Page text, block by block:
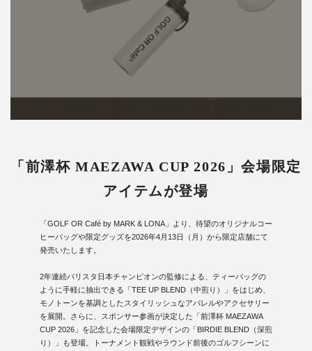
「前澤杯 MAEZAWA CUP 2026」会場限定
アイテムが登場
「GOLF OR Café by MARK & LONA」より、待望のオリジナルコー
ヒーバッグや限定グッズを2026年4月13日（月）から限定店舗にて
発売いたします。
2年連続バリスタ日本チャンピオンの監修による、ティーバッグの
ように手軽に抽出できる「TEE UP BLEND（中煎り）」をはじめ、
モノトーンを基調としたスタイリッシュなアパレルやアクセサリー
を展開。さらに、スポンサー参画が決定した「前澤杯 MAEZAWA
CUP 2026」を記念した会場限定デザインの「BIRDIE BLEND（深煎
り）」も登場。トーナメント観戦やラウンド前後のゴルフシーンに